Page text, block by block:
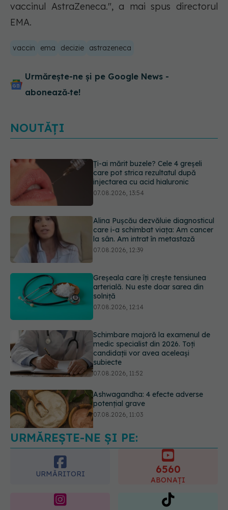
vaccinul AstraZeneca.", a mai spus directorul
EMA.
vaccin ema decizie astrazeneca
Urmărește-ne și pe Google News -
abonează‑te!
NOUTĂȚI
Alina Pușcău dezvăluie diagnosticul
care i-a schimbat viața: Am cancer
la sân. Am intrat în metastază
07.08.2026, 12:39
Greșeala care îți crește tensiunea
arterială. Nu este doar sarea din
solniță
07.08.2026, 12:14
Schimbare majoră la examenul de
medic specialist din 2026. Toți
candidații vor avea aceleași
subiecte
Ashwagandha: 4 efecte adverse
potențial grave
07.08.2026, 11:03
Ți-ai mărit buzele? Cele 4 greșeli
care pot strica rezultatul după
injectarea cu acid hialuronic
URMĂREȘTE-NE ȘI PE:
URMĂRITORI
365
URMĂRITORI
1401
URMĂRITORI